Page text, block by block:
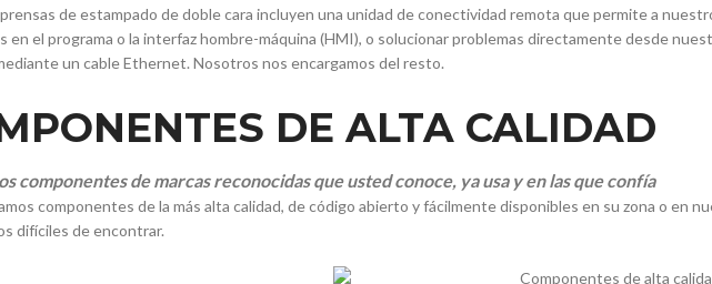
de estampado de doble cara incluyen una unidad de conectividad remota que permite a
en el programa o la interfaz hombre-máquina (HMI), o solucionar problemas directamente desde
un cable Ethernet. Nosotros nos encargamos del resto.
DE ALTA CALIDAD
componentes de marcas reconocidas que usted conoce, ya usa y en las que confía
componentes de la más alta calidad, de código abierto y fácilmente disponibles en su zona o en
difíciles de encontrar.